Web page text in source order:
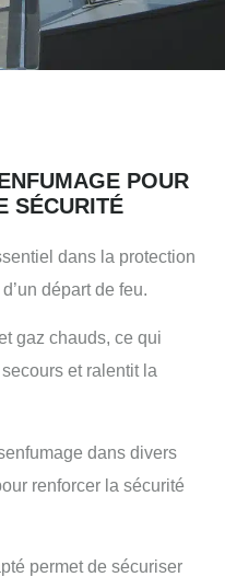
POUR
SÉCURITÉ
dans la protection
départ de feu.
gaz chauds, ce qui
et ralentit la
dans divers
renforcer la sécurité
permet de sécuriser